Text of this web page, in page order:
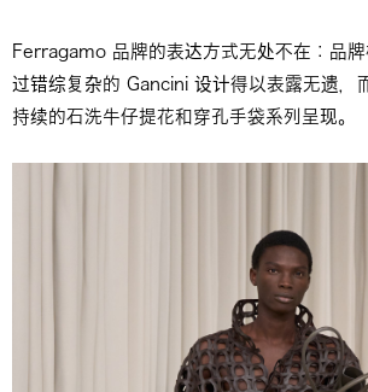
Ferragamo 品牌的表达方式无处不在：品
过错综复杂的 Gancini 设计得以表露无遗，
持续的石洗牛仔提花和穿孔手袋系列呈现。